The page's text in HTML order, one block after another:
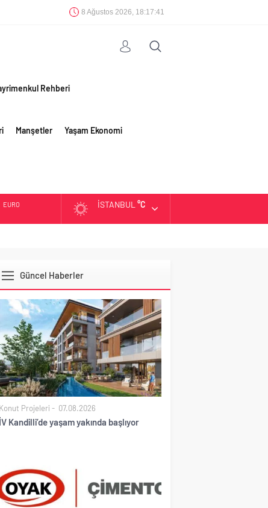
8 Ağustos 2026, 18:17:42
Rehberi
Manşetler Yaşam Ekonomi
EURO İSTANBUL °C
Güncel Haberler
Konut Projeleri 07.08.2026
İV Kandilli’de yaşam yakında başlıyor